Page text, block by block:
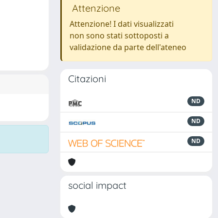
Attenzione
Attenzione! I dati visualizzati
non sono stati sottoposti a
validazione da parte dell'ateneo
Citazioni
ND
ND
ND
social impact